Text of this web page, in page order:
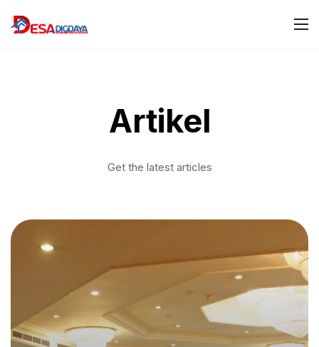
Artikel
Get the latest articles